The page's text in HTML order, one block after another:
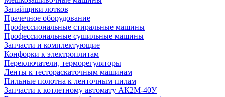
Запайщики лотков
Прачечное оборудование
Профессиональные стиральные машины
Профессиональные сушильные машины
Запчасти и комплектующие
Конфорки к электроплитам
Переключатели, терморегуляторы
Ленты к тестораскаточным машинам
Пильные полотна к ленточным пилам
Запчасти к котлетному автомату АК2М-40У